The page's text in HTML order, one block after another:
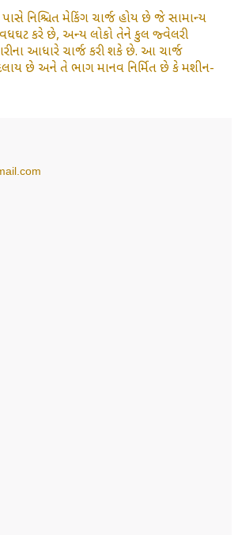
નિશ્ચિત મેકિંગ ચાર્જ હોય છે જે સામાન્ય
કરે છે, અન્ય લોકો તેને કુલ જ્વેલરી
આધારે ચાર્જ કરી શકે છે. આ ચાર્જ
છે અને તે ભાગ માનવ નિર્મિત છે કે મશીન-